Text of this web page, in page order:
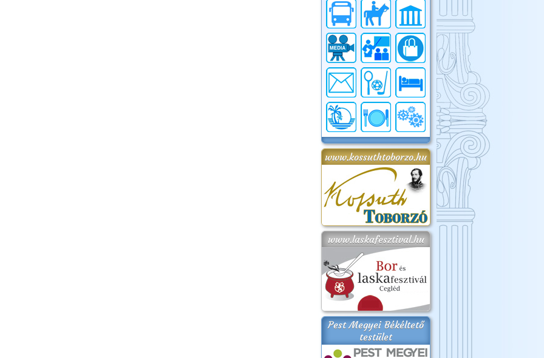
www.kossuthtoborzo.hu
www.laskafesztival.hu
Pest Megyei Békéltető
testület